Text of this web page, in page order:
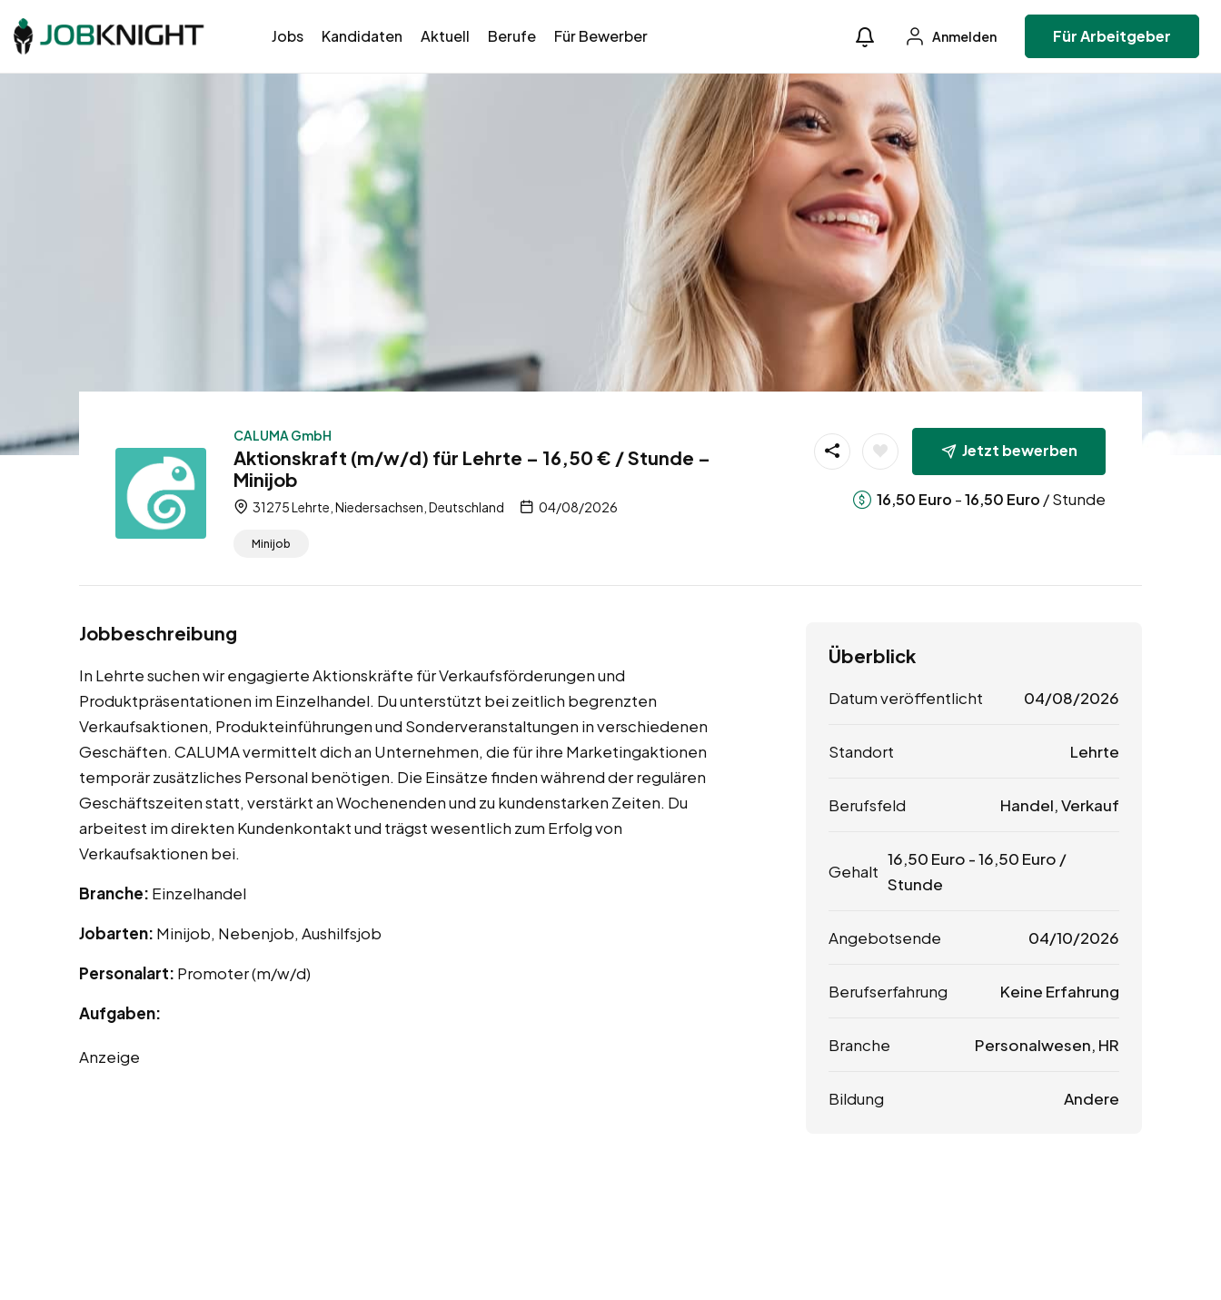
Jobs Kandidaten Aktuell Berufe Für Bewerber Anmelden Für Arbeitgeber
CALUMA GmbH
Aktionskraft (m/w/d) für Lehrte – 16,50 € / Stunde –
Minijob
31275 Lehrte, Niedersachsen, Deutschland 04/08/2026
Minijob
Jetzt bewerben
16,50 Euro -16,50 Euro / Stunde
Jobbeschreibung
In Lehrte suchen wir engagierte Aktionskräfte für Verkaufsförderungen und
Produktpräsentationen im Einzelhandel. Du unterstützt bei zeitlich begrenzten
Verkaufsaktionen, Produkteinführungen und Sonderveranstaltungen in verschiedenen
Geschäften. CALUMA vermittelt dich an Unternehmen, die für ihre Marketingaktionen
temporär zusätzliches Personal benötigen. Die Einsätze finden während der regulären
Geschäftszeiten statt, verstärkt an Wochenenden und zu kundenstarken Zeiten. Du
arbeitest im direkten Kundenkontakt und trägst wesentlich zum Erfolg von
Verkaufsaktionen bei.
Branche: Einzelhandel
Jobarten: Minijob, Nebenjob, Aushilfsjob
Personalart: Promoter (m/w/d)
Aufgaben:
Anzeige
Überblick
Datum veröffentlicht 04/08/2026
Standort Lehrte
Berufsfeld Handel, Verkauf
Gehalt
16,50 Euro -16,50 Euro /
Stunde
Angebotsende 04/10/2026
Berufserfahrung Keine Erfahrung
Branche Personalwesen, HR
Bildung Andere